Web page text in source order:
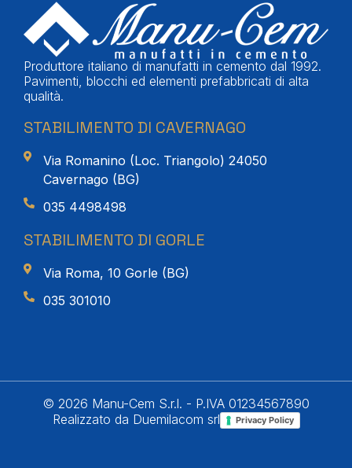
Produttore italiano di manufatti in cemento dal 1992.
Pavimenti, blocchi ed elementi prefabbricati di alta
qualità.
STABILIMENTO DI CAVERNAGO
Via Romanino (Loc. Triangolo) 24050
Cavernago (BG)
035 4498498
STABILIMENTO DI GORLE
Via Roma, 10 Gorle (BG)
035 301010
© 2026 Manu-Cem S.r.l. - P.IVA 01234567890
Realizzato da Duemilacom srl
Privacy Policy